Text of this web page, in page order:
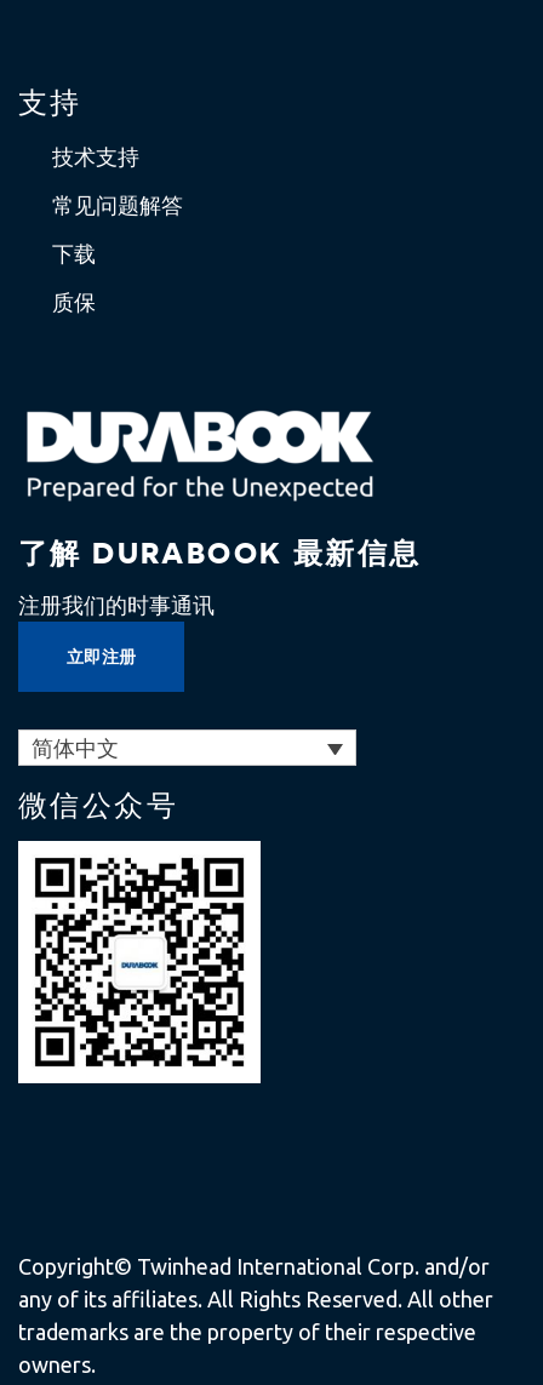
支持
技术支持
常见问题解答
下载
质保
了解 DURABOOK 最新信息
注册我们的时事通讯
立即注册
简体中文
微信公众号
Copyright© Twinhead International Corp. and/or
any of its affiliates. All Rights Reserved. All other
trademarks are the property of their respective
owners.